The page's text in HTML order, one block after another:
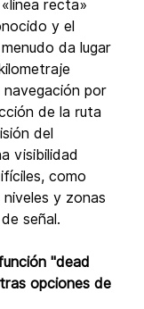
recta»
y el
da lugar
por
de la ruta
del
visibilidad
como
y zonas
señal.
"dead
opciones de